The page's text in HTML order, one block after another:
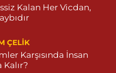
Al
NO:36 A 05380544155
Al
Kalan Her Vicdan,
ÇELİK
Karşısında İnsan
Kalır?